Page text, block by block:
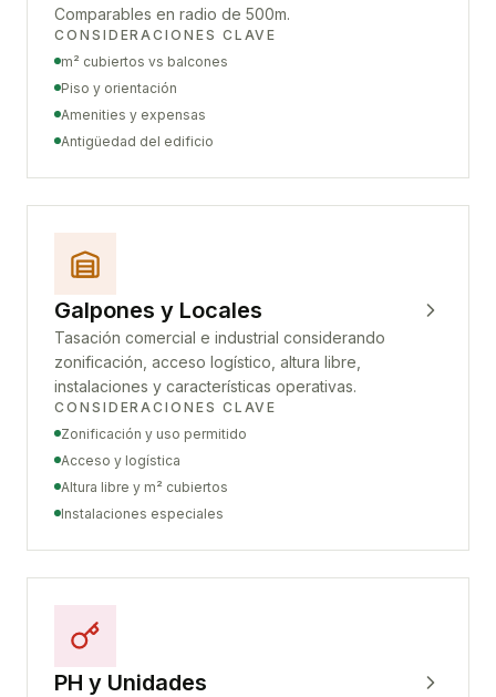
Comparables en radio de 500m.
CONSIDERACIONES CLAVE
m² cubiertos vs balcones
Piso y orientación
Amenities y expensas
Antigüedad del edificio
Galpones y Locales
Tasación comercial e industrial considerando
zonificación, acceso logístico, altura libre,
instalaciones y características operativas.
CONSIDERACIONES CLAVE
Zonificación y uso permitido
Acceso y logística
Altura libre y m² cubiertos
Instalaciones especiales
PH y Unidades